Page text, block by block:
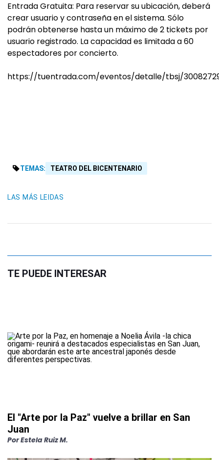
Entrada Gratuita: Para reservar su ubicación, deberá
crear usuario y contraseña en el sistema. Sólo
podrán obtenerse hasta un máximo de 2 tickets por
usuario registrado. La capacidad es limitada a 60
espectadores por concierto.
https://tuentrada.com/eventos/detalle/tbsj/
TEMAS: TEATRO DEL BICENTENARIO
LAS MÁS LEIDAS
TE PUEDE INTERESAR
El "Arte por la Paz" vuelve a brillar en San
Juan
PorEstela Ruiz M.